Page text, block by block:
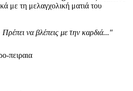
με τη μελαγχολική ματιά του
Πρέπει να βλέπεις με την καρδιά..."